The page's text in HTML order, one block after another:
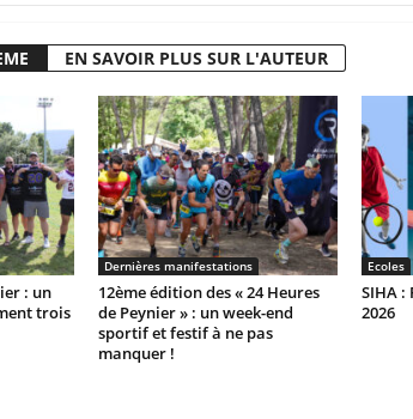
EN SAVOIR PLUS SUR L'AUTEUR
: un
trois
Dernières manifestations
12ème édition des « 24 Heures
de Peynier » : un week-end
sportif et festif à ne pas
manquer !
Ecoles
SIHA :
2026